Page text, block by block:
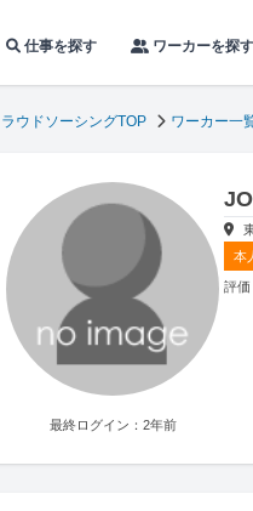
仕事を探す ワーカーを探す
ウドソーシングTOP ワーカー一
最終ログイン：2年前
本
評価